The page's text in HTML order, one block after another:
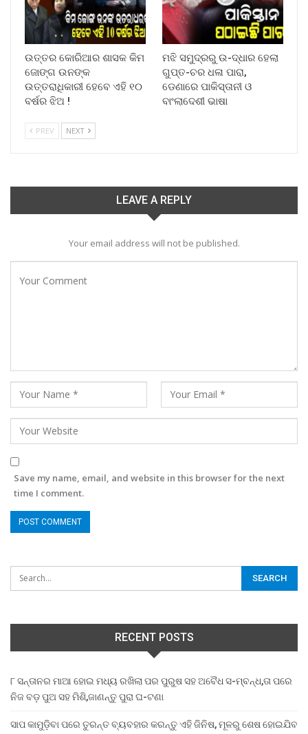
ଉତ୍ତର କୋରିଆର ଶାସକ କିମ
ଜୋଙ୍ଗ ଉନଙ୍କ
ଉତ୍ତରାଧିକାରୀ ହେବେ ଏହି ୧୦
ବର୍ଷର ଝିଅ !
ମଝି ସମୁଦ୍ରରୁ ଉ-ଦ୍ଧାର ହେଲା
ଗୁପ୍ତ-ଚର ଧଳା ପାରା,
ଡେଣାରେ ପାକିସ୍ତାନୀ ଓ
ବାଂଲାଦେଶୀ ଭାଷା
PREV NEXT
LEAVE A REPLY
Your email address will not be published.
Save my name, email, and website in this browser for the next
time I comment.
RECENT POSTS
୮ ସନ୍ତାନର ମାଆ ହୋଇ ମଧ୍ୟ ରଖିଲା ପର ପୁରୁଷ ସହ ଅବୈଧ ସ-ମ୍ବନ୍ଧ,ତା ପରେ
ନିଜ ବଡ଼ ପୁଅ ସହ ମିଶି,ଜାଣନ୍ତୁ ପୁରା ଘ-ଟଣା
ସାପ କାମୁଡ଼ିବା ପରେ ତୁରନ୍ତ ବ୍ୟବହାର କରନ୍ତୁ ଏହି ଜିନିଷ, ମୂଳରୁ ଶେଷ ହୋଇଯିବ